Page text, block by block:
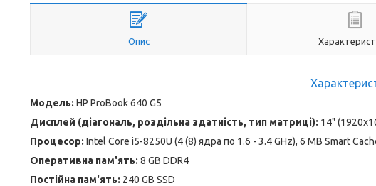
Опис
Модель: HP ProBook 640 G5
Дисплей (діагональ, роздільна здатність, тип матриці): 14"
Процесор: Intel Core i5-8250U (4 (8) ядра по 1.6 - 3.4 GHz), 6 MB Smart
Оперативна пам'ять: 8 GB DDR4
Постійна пам'ять: 240 GB SSD